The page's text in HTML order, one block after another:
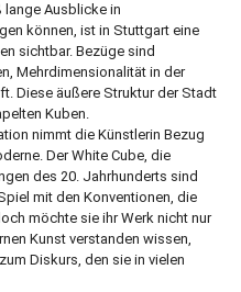
Ausblicke in
können, ist in Stuttgart eine
sichtbar. Bezüge sind
Mehrdimensionalität in der
Diese äußere Struktur der Stadt
Kuben.
nimmt die Künstlerin Bezug
Der White Cube, die
des 20. Jahrhunderts sind
mit den Konventionen, die
möchte sie ihr Werk nicht nur
Kunst verstanden wissen,
Diskurs, den sie in vielen